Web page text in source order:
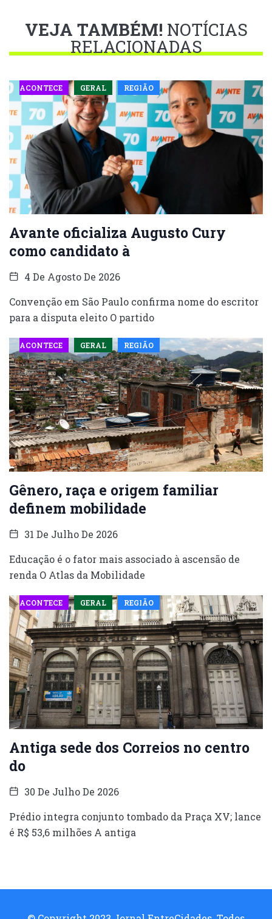
VEJA TAMBÉM! NOTÍCIAS
RELACIONADAS
ACONTECE GERAL REGIÃO
Avante oficializa Augusto Cury
como candidato à
4 De Agosto De 2026
Convenção em São Paulo confirma nome do escritor
para a disputa eleito O partido
ACONTECE GERAL REGIÃO
Gênero, raça e origem familiar
definem mobilidade
31 De Julho De 2026
Educação é o fator mais associado à ascensão de
renda O Atlas da Mobilidade
ACONTECE GERAL REGIÃO
Antiga sede dos Correios no centro
do
30 De Julho De 2026
Prédio integra conjunto tombado da Praça XV; lance
é R$ 53,6 milhões A antiga